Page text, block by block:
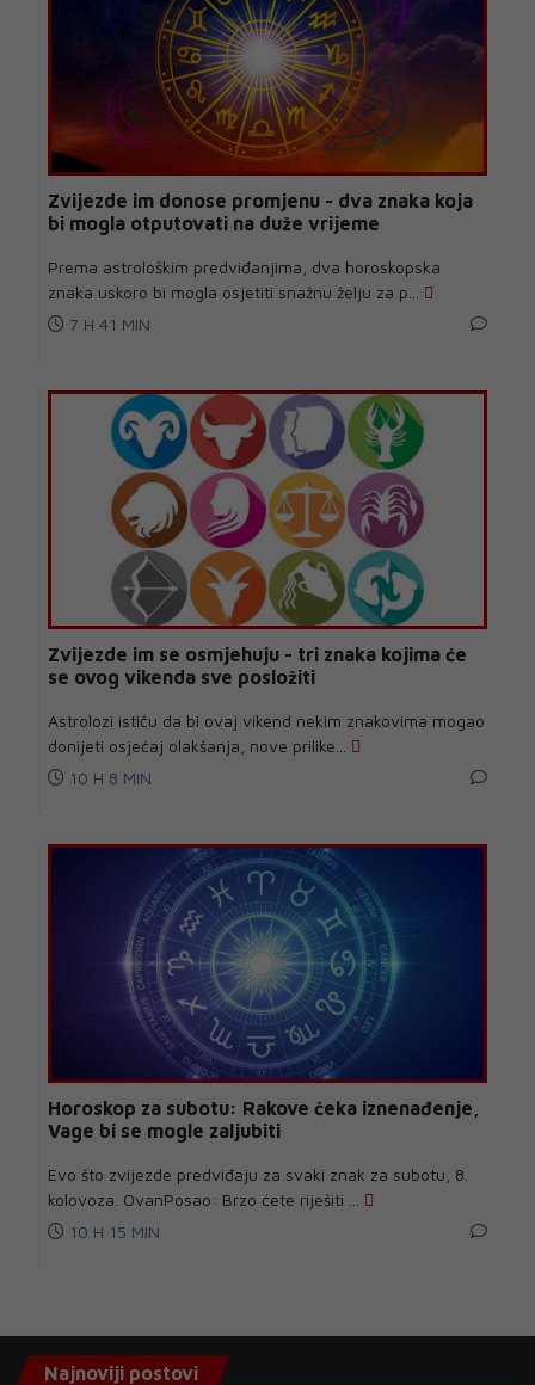
Zvijezde im donose promjenu - dva znaka koja
bi mogla otputovati na duže vrijeme
Prema astrološkim predviđanjima, dva horoskopska
znaka uskoro bi mogla osjetiti snažnu želju za p...
7 H 41 MIN
Zvijezde im se osmjehuju - tri znaka kojima će
se ovog vikenda sve posložiti
Astrolozi ističu da bi ovaj vikend nekim znakovima mogao
donijeti osjećaj olakšanja, nove prilike...
10 H 8 MIN
Horoskop za subotu: Rakove čeka iznenađenje,
Vage bi se mogle zaljubiti
Evo što zvijezde predviđaju za svaki znak za subotu, 8.
kolovoza. OvanPosao: Brzo ćete riješiti ...
10 H 15 MIN
Najnoviji postovi